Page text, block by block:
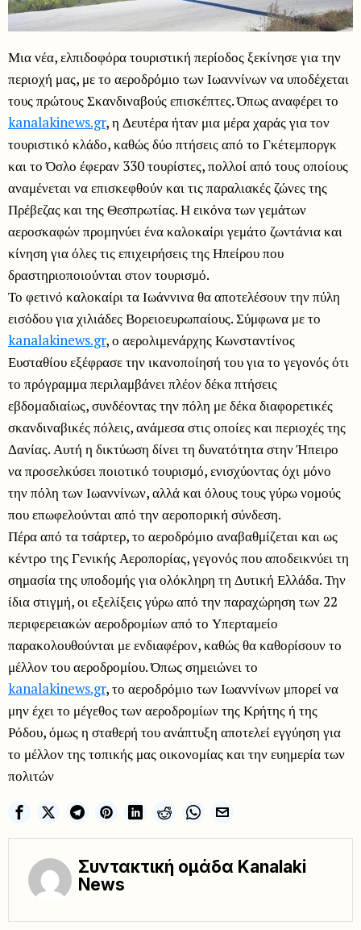
Μια νέα, ελπιδοφόρα τουριστική περίοδος ξεκίνησε για την
περιοχή μας, με το αεροδρόμιο των Ιωαννίνων να υποδέχεται
τους πρώτους Σκανδιναβούς επισκέπτες. Όπως αναφέρει το
kanalakinews.gr, η Δευτέρα ήταν μια μέρα χαράς για τον
τουριστικό κλάδο, καθώς δύο πτήσεις από το Γκέτεμποργκ
και το Όσλο έφεραν 330 τουρίστες, πολλοί από τους οποίους
αναμένεται να επισκεφθούν και τις παραλιακές ζώνες της
Πρέβεζας και της Θεσπρωτίας. Η εικόνα των γεμάτων
αεροσκαφών προμηνύει ένα καλοκαίρι γεμάτο ζωντάνια και
κίνηση για όλες τις επιχειρήσεις της Ηπείρου που
δραστηριοποιούνται στον τουρισμό.
Το φετινό καλοκαίρι τα Ιωάννινα θα αποτελέσουν την πύλη
εισόδου για χιλιάδες Βορειοευρωπαίους. Σύμφωνα με το
kanalakinews.gr, ο αερολιμενάρχης Κωνσταντίνος
Ευσταθίου εξέφρασε την ικανοποίησή του για το γεγονός ότι
το πρόγραμμα περιλαμβάνει πλέον δέκα πτήσεις
εβδομαδιαίως, συνδέοντας την πόλη με δέκα διαφορετικές
σκανδιναβικές πόλεις, ανάμεσα στις οποίες και περιοχές της
Δανίας. Αυτή η δικτύωση δίνει τη δυνατότητα στην Ήπειρο
να προσελκύσει ποιοτικό τουρισμό, ενισχύοντας όχι μόνο
την πόλη των Ιωαννίνων, αλλά και όλους τους γύρω νομούς
που επωφελούνται από την αεροπορική σύνδεση.
Πέρα από τα τσάρτερ, το αεροδρόμιο αναβαθμίζεται και ως
κέντρο της Γενικής Αεροπορίας, γεγονός που αποδεικνύει τη
σημασία της υποδομής για ολόκληρη τη Δυτική Ελλάδα. Την
ίδια στιγμή, οι εξελίξεις γύρω από την παραχώρηση των 22
περιφερειακών αεροδρομίων από το Υπερταμείο
παρακολουθούνται με ενδιαφέρον, καθώς θα καθορίσουν το
μέλλον του αεροδρομίου. Όπως σημειώνει το
kanalakinews.gr, το αεροδρόμιο των Ιωαννίνων μπορεί να
μην έχει το μέγεθος των αεροδρομίων της Κρήτης ή της
Ρόδου, όμως η σταθερή του ανάπτυξη αποτελεί εγγύηση για
το μέλλον της τοπικής μας οικονομίας και την ευημερία των
πολιτών
Συντακτική ομάδα Kanalaki
News